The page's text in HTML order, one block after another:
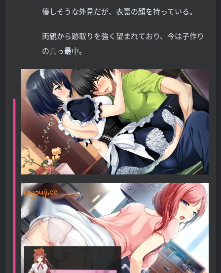
優しそうな外見だが、表裏の顔を持っている。
両親から跡取りを強く望まれており、今は子作り
の真っ最中。